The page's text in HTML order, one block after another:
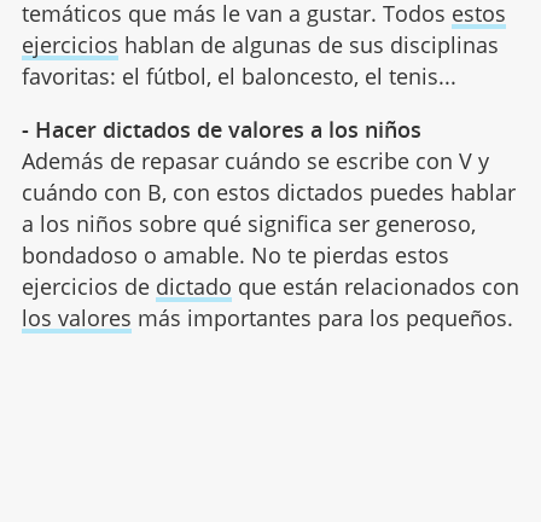
temáticos que más le van a gustar. Todos estos
ejercicios hablan de algunas de sus disciplinas
favoritas: el fútbol, el baloncesto, el tenis...
- Hacer dictados de valores a los niños
Además de repasar cuándo se escribe con V y
cuándo con B, con estos dictados puedes hablar
a los niños sobre qué significa ser generoso,
bondadoso o amable. No te pierdas estos
ejercicios de dictado que están relacionados con
los valores más importantes para los pequeños.